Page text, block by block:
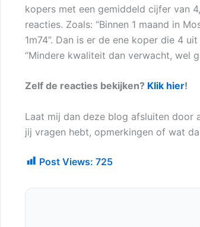
kopers met een gemiddeld cijfer van
reacties. Zoals: “Binnen 1 maand in
1m74”. Dan is er de ene koper die 4
“Mindere kwaliteit dan verwacht, wel
Zelf de reacties bekijken? Klik hier!
Laat mij dan deze blog afsluiten door
jij vragen hebt, opmerkingen of wat
Post Views: 725